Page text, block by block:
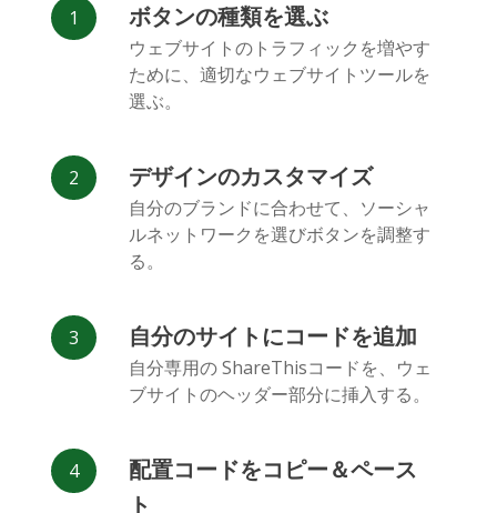
Facebook
Messenger
Odnoklassniki
Vk Blogger Snapchat
ボタンの種類を選ぶ
ウェブサイトのトラフィックを増やす
ために、適切なウェブサイトツールを
選ぶ。
デザインのカスタマイズ
自分のブランドに合わせて、ソーシャ
ルネットワークを選びボタンを調整す
る。
自分のサイトにコードを追加
自分専用の ShareThisコードを、ウェ
ブサイトのヘッダー部分に挿入する。
配置コードをコピー＆ペース
ト